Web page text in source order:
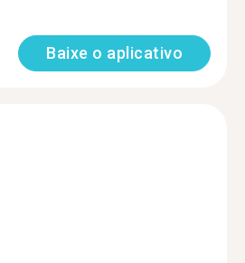
Baixe o aplicativo